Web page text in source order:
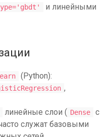
и линейными
(Python):
,
линейные слои ( Dense
с
служат базовыми